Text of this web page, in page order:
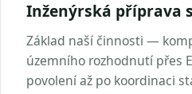
Inženýrská příprava
Základ naší činnosti —
územního rozhodnutí přes
povolení až po koordinaci